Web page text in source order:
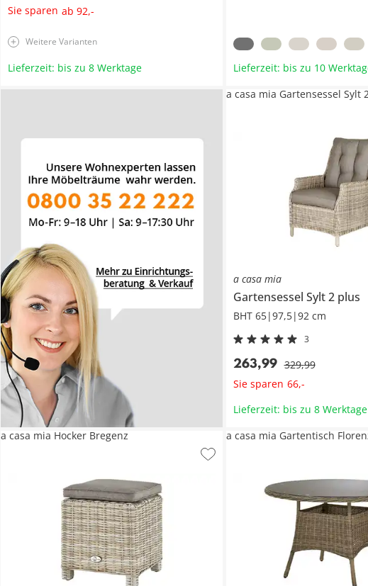
Sie sparen ab 92,-
Weitere Varianten
Lieferzeit: bis zu 8 Werktage Lieferzeit: bis zu 10
a casa mia
Gartensessel Sylt 2 plus
BHT 65|97,5|92 cm
3
263,99 329,99
Sie sparen 66,-
a casa mia Gartensessel Sylt
Lieferzeit: bis zu 8 Werktage
a casa mia Hocker Bregenz a casa mia Gartentisch